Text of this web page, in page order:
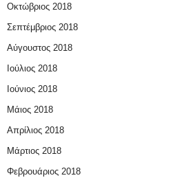
Οκτώβριος 2018
Σεπτέμβριος 2018
Αύγουστος 2018
Ιούλιος 2018
Ιούνιος 2018
Μάιος 2018
Απρίλιος 2018
Μάρτιος 2018
Φεβρουάριος 2018